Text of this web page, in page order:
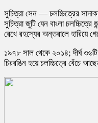
সুচিত্রা সেন — চলচ্চিত্রের
সুচিত্রা জুটি যেন বাংলা
রেখে রহস্যের অন্তরালে হারিয়ে
১৯৭৮ সাল থেকে ২০১৪; দীর্ঘ
চিররঙিন হয়ে চলচ্চিত্রে বেঁচে